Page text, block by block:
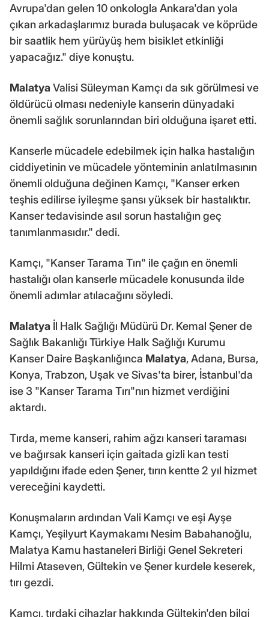
Avrupa'dan gelen 10 onkologla Ankara'dan yola
çıkan arkadaşlarımız burada buluşacak ve köprüde
bir saatlik hem yürüyüş hem bisiklet etkinliği
yapacağız." diye konuştu.
Malatya Valisi Süleyman Kamçı da sık görülmesi ve
öldürücü olması nedeniyle kanserin dünyadaki
önemli sağlık sorunlarından biri olduğuna işaret etti.
Kanserle mücadele edebilmek için halka hastalığın
ciddiyetinin ve mücadele yönteminin anlatılmasının
önemli olduğuna değinen Kamçı, "Kanser erken
teşhis edilirse iyileşme şansı yüksek bir hastalıktır.
Kanser tedavisinde asıl sorun hastalığın geç
tanımlanmasıdır." dedi.
Kamçı, "Kanser Tarama Tırı" ile çağın en önemli
hastalığı olan kanserle mücadele konusunda ilde
önemli adımlar atılacağını söyledi.
Malatya İl Halk Sağlığı Müdürü Dr. Kemal Şener de
Sağlık Bakanlığı Türkiye Halk Sağlığı Kurumu
Kanser Daire Başkanlığınca Malatya, Adana, Bursa,
Konya, Trabzon, Uşak ve Sivas'ta birer, İstanbul'da
ise 3 "Kanser Tarama Tırı"nın hizmet verdiğini
aktardı.
Tırda, meme kanseri, rahim ağzı kanseri taraması
ve bağırsak kanseri için gaitada gizli kan testi
yapıldığını ifade eden Şener, tırın kentte 2 yıl hizmet
vereceğini kaydetti.
Konuşmaların ardından Vali Kamçı ve eşi Ayşe
Kamçı, Yeşilyurt Kaymakamı Nesim Babahanoğlu,
Malatya Kamu hastaneleri Birliği Genel Sekreteri
Hilmi Ataseven, Gültekin ve Şener kurdele keserek,
tırı gezdi.
Kamçı, tırdaki cihazlar hakkında Gültekin'den bilgi